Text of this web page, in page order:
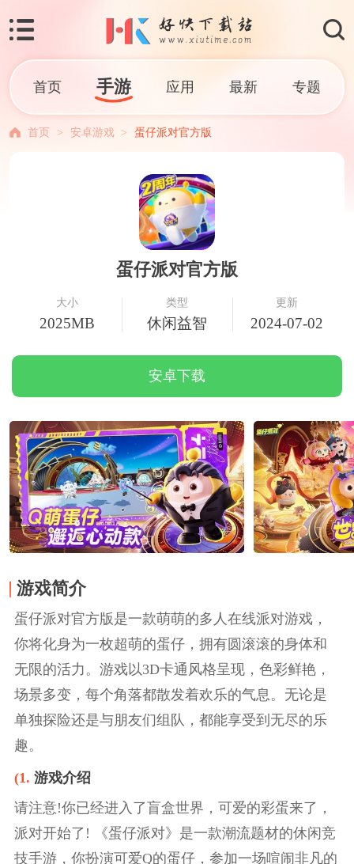
首页 手游 应用 最新 专题
首页 > 安卓游戏 > 蛋仔派对官方版
蛋仔派对官方版
大小
2025MB
类型
休闲益智
更新
2024-07-02
安卓下载
游戏简介
蛋仔派对官方版是一款萌萌的多人在线派对游戏，
你将化身为一枚超萌的蛋仔，拥有圆滚滚的身体和
无限的活力。游戏以3D卡通风格呈现，色彩鲜艳，
场景多变，每个角落都散发着欢乐的气息。无论是
单独探险还是与朋友们组队，都能享受到无尽的乐
趣。
(1. 游戏介绍
请注意!你已经进入了盲盒世界，可爱的彩蛋来了，
派对开始了! 《蛋仔派对》是一款潮流题材的休闲竞
技手游，你扮演可爱Q的蛋仔，参加一场喧闹非凡的